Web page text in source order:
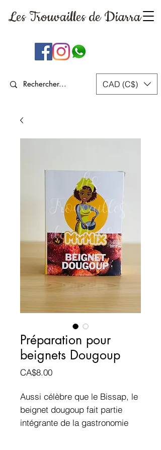
Les Trouvaillesde Diarra
CAD (C$)
Préparation pour
beignets Dougoup
CA$8.00Prix
Aussi célèbre que le Bissap, le
beignet dougoup fait partie
intégrante de la gastronomie